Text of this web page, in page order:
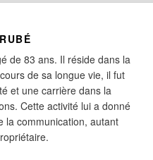
de 83 ans. Il réside dans la
de sa longue vie, il fut
et une carrière dans la
Cette activité lui a donné
la communication, autant